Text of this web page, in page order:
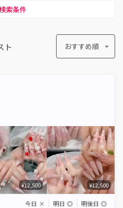
索条件
ト おすすめ順
¥12,500 ¥12,500
今日 × 明日 ◎ 明後日 ◎